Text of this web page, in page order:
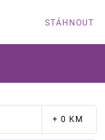
STÁHNOUT
+ 0 KM